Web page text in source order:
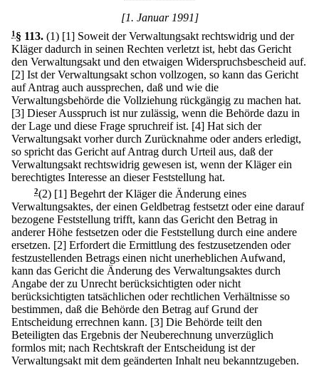
[1. Januar 1991]
1 § 113. (1) [1] Soweit der Verwaltungsakt rechtswidrig und der
Kläger dadurch in seinen Rechten verletzt ist, hebt das Gericht
den Verwaltungsakt und den etwaigen Widerspruchsbescheid auf.
[2] Ist der Verwaltungsakt schon vollzogen, so kann das Gericht
auf Antrag auch aussprechen, daß und wie die
Verwaltungsbehörde die Vollziehung rückgängig zu machen hat.
[3] Dieser Ausspruch ist nur zulässig, wenn die Behörde dazu in
der Lage und diese Frage spruchreif ist. [4] Hat sich der
Verwaltungsakt vorher durch Zurücknahme oder anders erledigt,
so spricht das Gericht auf Antrag durch Urteil aus, daß der
Verwaltungsakt rechtswidrig gewesen ist, wenn der Kläger ein
berechtigtes Interesse an dieser Feststellung hat.
2(2) [1] Begehrt der Kläger die Änderung eines
Verwaltungsaktes, der einen Geldbetrag festsetzt oder eine darauf
bezogene Feststellung trifft, kann das Gericht den Betrag in
anderer Höhe festsetzen oder die Feststellung durch eine andere
ersetzen. [2] Erfordert die Ermittlung des festzusetzenden oder
festzustellenden Betrags einen nicht unerheblichen Aufwand,
kann das Gericht die Änderung des Verwaltungsaktes durch
Angabe der zu Unrecht berücksichtigten oder nicht
berücksichtigten tatsächlichen oder rechtlichen Verhältnisse so
bestimmen, daß die Behörde den Betrag auf Grund der
Entscheidung errechnen kann. [3] Die Behörde teilt den
Beteiligten das Ergebnis der Neuberechnung unverzüglich
formlos mit; nach Rechtskraft der Entscheidung ist der
Verwaltungsakt mit dem geänderten Inhalt neu bekanntzugeben.